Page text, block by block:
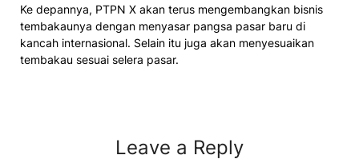
Ke depannya, PTPN X akan terus mengembangkan bisnis
tembakaunya dengan menyasar pangsa pasar baru di
kancah internasional. Selain itu juga akan menyesuaikan
tembakau sesuai selera pasar.
Leave a Reply